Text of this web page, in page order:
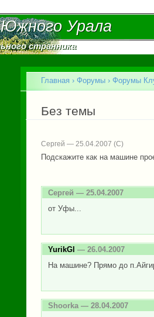
Урала
Урала
странника
странника
Вы здесь
Главная › Форумы › Форумы
Без темы
Сергей — 25.04.2007
Подскажите как на машине
Сергей — 25.04.2007
от Уфы...
YurikGl — 26.04.2007
На машине? Прямо до
Shoorka — 28.04.2007